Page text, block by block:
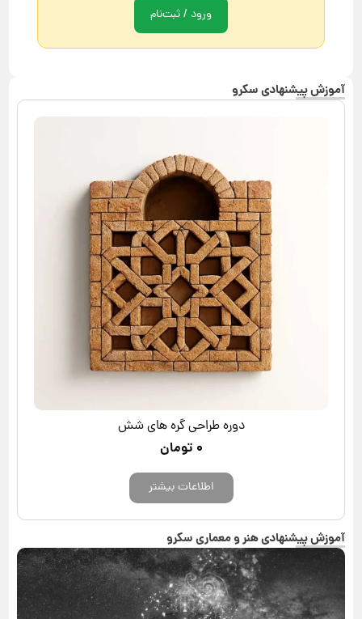
ورود / ثبت‌نام
آموزش پیشنهادی سکرو
دوره طراحی گره های شش
۰ تومان
اطلاعات بیشتر
آموزش پیشنهادی هنر و معماری سکرو